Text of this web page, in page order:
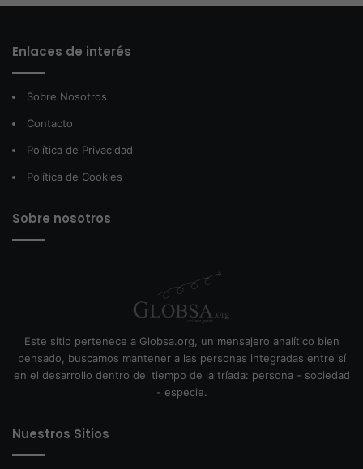
Enlaces de interés
Sobre Nosotros
Contacto
Política de Privacidad
Política de Cookies
Sobre nosotros
Este sitio pertenece a Globsa.org, un mensajero analítico bien
pensado, buscamos mantener a las personas integradas entre sí
en el desarrollo dentro del tiempo de la tríada: persona - sociedad
- especie.
Nuestros Sitios